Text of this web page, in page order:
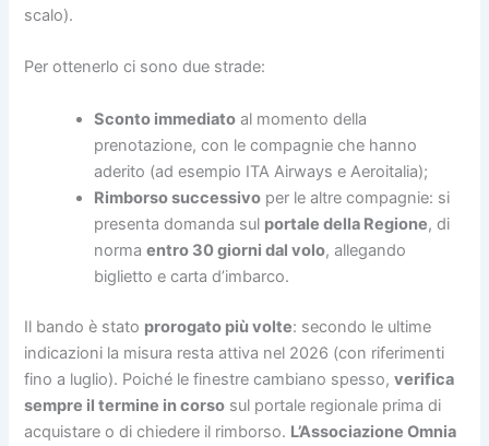
scalo).
Per ottenerlo ci sono due strade:
Sconto immediato al momento della
prenotazione, con le compagnie che hanno
aderito (ad esempio ITA Airways e Aeroitalia);
Rimborso successivo per le altre compagnie: si
presenta domanda sul portale della Regione, di
normaentro 30 giorni dal volo, allegando
biglietto e carta d’imbarco.
Il bando è stato prorogato più volte: secondo le ultime
indicazioni la misura resta attiva nel 2026 (con riferimenti
fino a luglio). Poiché le finestre cambiano spesso,verifica
sempre il termine in corso sul portale regionale prima di
acquistare o di chiedere il rimborso. L’Associazione Omnia